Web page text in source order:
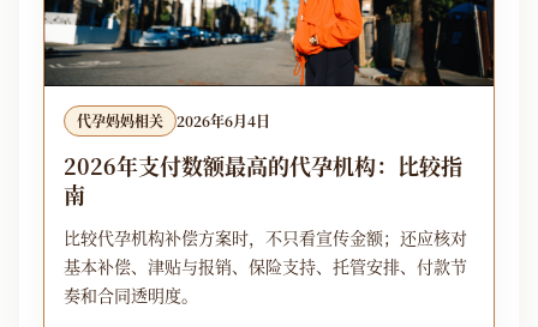
代孕妈妈相关 2026年6月4日
2026年支付数额最高的代孕机构：比较指
南
比较代孕机构补偿方案时，不只看宣传金额；还应核对
基本补偿、津贴与报销、保险支持、托管安排、付款节
奏和合同透明度。